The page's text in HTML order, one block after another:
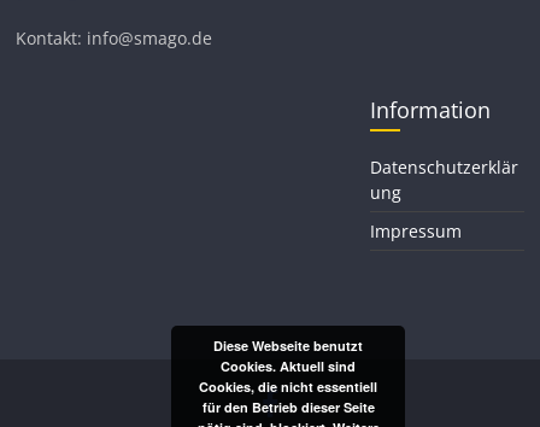
Kontakt: info@smago.de
Information
Datenschutzerklär
ung
Impressum
Diese Webseite benutzt
Cookies. Aktuell sind
Cookies, die nicht essentiell
für den Betrieb dieser Seite